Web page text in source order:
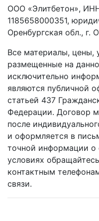
ООО «Элитбетон»,
1185658000351,
Оренбургская обл., г.
Все материалы, цены,
размещенные на
исключительно
являются публичной
статьей 437
Федерации. Договор
после
и оформляется в
точной информации о
условиях
контактным
связи.